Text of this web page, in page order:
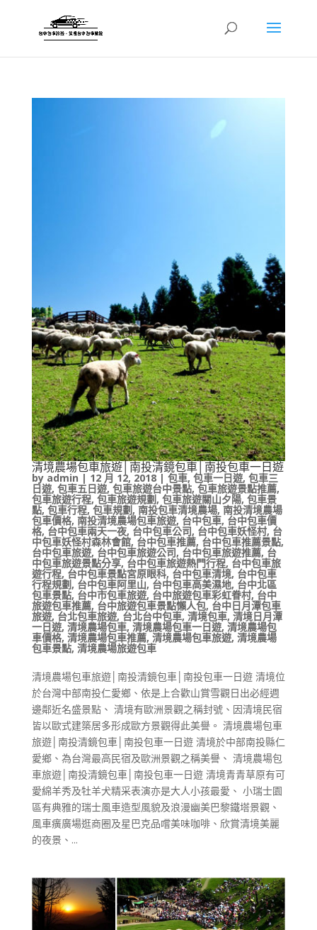
清境農場包車旅遊│南投清鏡包車│南投包車一日遊
by admin | 12 月 12, 2018| 包車, 包車一日遊, 包車三
日遊, 包車五日遊, 包車旅遊台中景點, 包車旅遊景點推薦,
包車旅遊行程, 包車旅遊規劃, 包車旅遊關山夕陽, 包車景
點, 包車行程, 包車規劃, 南投包車清境農場, 南投清境農場
包車價格, 南投清境農場包車旅遊, 台中包車, 台中包車價
格, 台中包車兩天一夜, 台中包車公司, 台中包車妖怪村, 台
中包車妖怪村森林會館, 台中包車推薦, 台中包車推薦景點,
台中包車旅遊, 台中包車旅遊公司, 台中包車旅遊推薦, 台
中包車旅遊景點分享, 台中包車旅遊熱門行程, 台中包車旅
遊行程, 台中包車景點宮原眼科, 台中包車清境, 台中包車
行程規劃, 台中包車阿里山, 台中包車高美濕地, 台中北區
包車景點, 台中市包車旅遊, 台中旅遊包車彩虹眷村, 台中
旅遊包車推薦, 台中旅遊包車景點懶人包, 台中日月潭包車
旅遊, 台北包車旅遊, 台北台中包車, 清境包車, 清境日月潭
一日遊, 清境農場包車, 清境農場包車一日遊, 清境農場包
車價格, 清境農場包車推薦, 清境農場包車旅遊, 清境農場
包車景點, 清境農場旅遊包車
清境農場包車旅遊│南投清鏡包車│南投包車一日遊 清境位
於台灣中部南投仁愛鄉、依是上合歡山賞雪觀日出必經週
邊鄰近名盛景點、 清境有歐洲景觀之稱封號、因清境民宿
皆以歐式建築居多形成歐方景觀得此美譽。 清境農場包車
旅遊│南投清鏡包車│南投包車一日遊 清境於中部南投縣仁
愛鄉、為台灣最高民宿及歐洲景觀之稱美譽、 清境農場包
車旅遊│南投清鏡包車│南投包車一日遊 清境青青草原有可
愛綿羊秀及牡羊犬精采表演亦是大人小孩最愛、 小瑞士園
區有典雅的瑞士風車造型風貌及浪漫幽美巴黎鐵塔景觀、
風車癀廣場逛商圈及星巴克品嚐美味咖啡、欣賞清境美麗
的夜景、...